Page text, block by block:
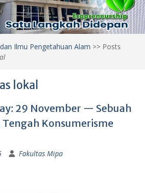
Ilmu Pengetahuan Alam >> Posts
lokal
29 November — Sebuah
Konsumerisme
Fakultas Mipa